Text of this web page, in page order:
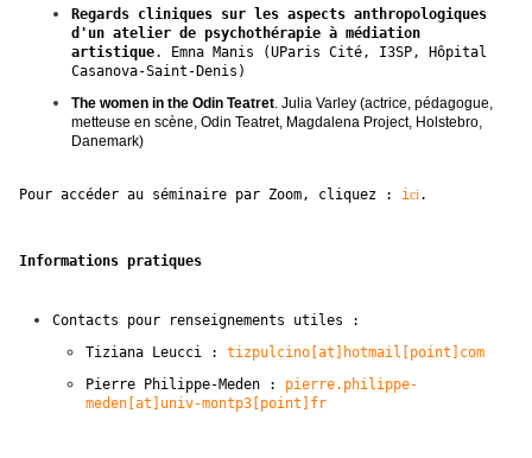
Regards cliniques sur les aspects anthropologiques
d'un atelier de psychothérapie à médiation
artistique. Emna Manis (UParis Cité, I3SP, Hôpital
Casanova-Saint-Denis)
The women in the Odin Teatret. Julia Varley (actrice, pédagogue,
metteuse en scène, Odin Teatret, Magdalena Project, Holstebro,
Danemark)
Pour accéder au séminaire par Zoom, cliquez : ici.
Informations pratiques
Contacts pour renseignements utiles :
Tiziana Leucci : tizpulcino[at]hotmail[point]com
Pierre Philippe-Meden : pierre.philippe-
meden[at]univ-montp3[point]fr